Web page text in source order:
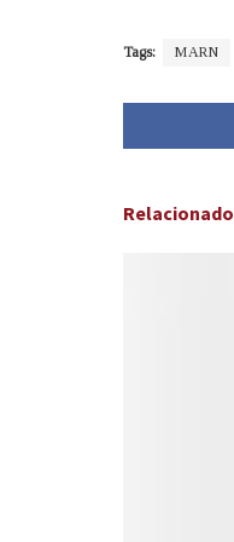
Tags: MARN
Relacionado